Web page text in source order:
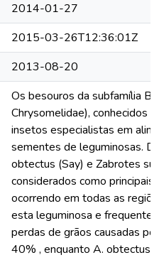
2014-01-27
2015-03-26T12:36:01Z
2013-08-20
Os besouros da subfamília
Chrysomelidae), conhecidos
insetos especialistas em
sementes de leguminosas.
obtectus (Say) e Zabrotes
considerados como
ocorrendo em todas as
esta leguminosa e
perdas de grãos causadas
40% , enquanto A. obtectus